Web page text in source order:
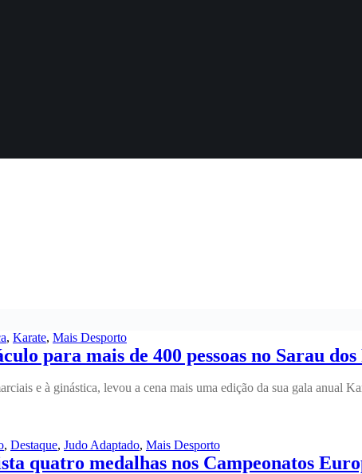
, Karate, Mais Desporto
para mais de 400 pessoas no Sarau dos
e à ginástica, levou a cena mais uma edição da sua gala anual
, Destaque, Judo Adaptado, Mais Desporto
quatro medalhas nos Campeonatos